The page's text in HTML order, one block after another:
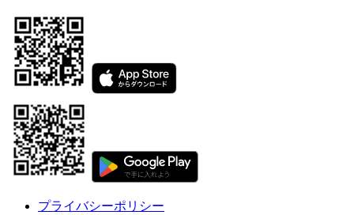
プライバシーポリシー